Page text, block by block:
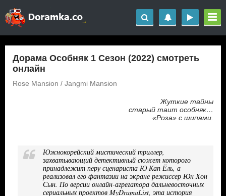
Дорама Особняк 1 Сезон (2022) смотреть
онлайн
Rose Mansion / Jangmi Mansion
Жуткие тайны
старый таит особняк…
«Роза» с шипами.
Южнокорейский мистический триллер,
захватывающий детективный сюжет которого
принадлежит перу сценариста Ю Кап Ёль, а
реализовал его фантазии на экране режиссер Юн Хон
Сын. По версии онлайн-агрегатора дальневосточных
сериальных проектов MyDramaList, эта история